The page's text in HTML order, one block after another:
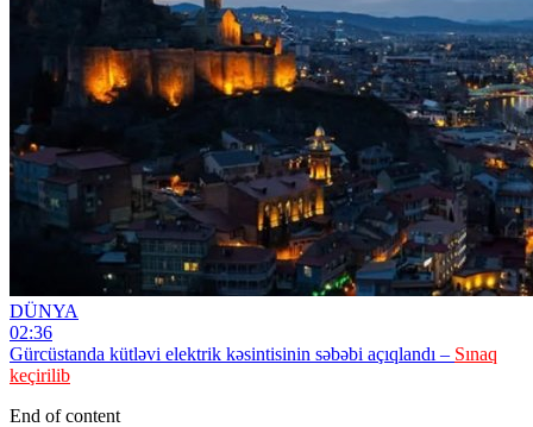
DÜNYA
02:36
Gürcüstanda kütləvi elektrik kəsintisinin səbəbi açıqlandı – Sınaq
keçirilib
End of content